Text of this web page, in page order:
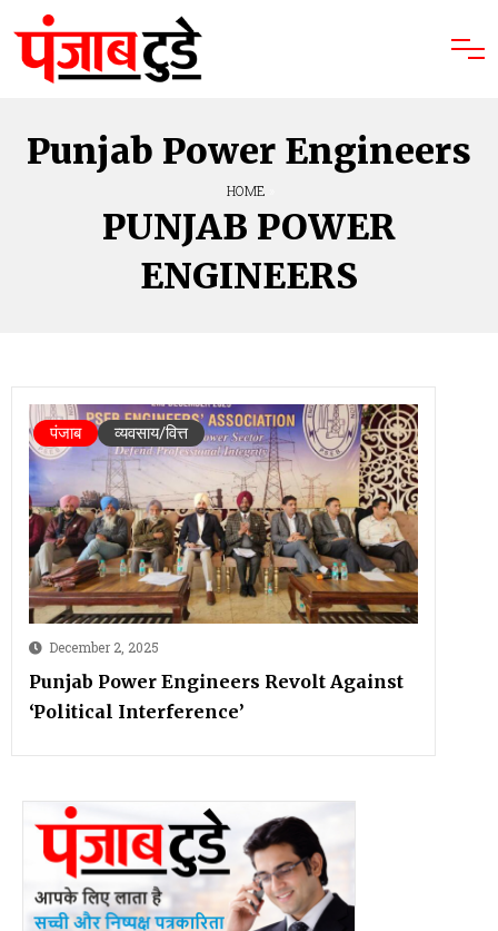
Punjab Power Engineers
HOME
PUNJAB POWER
ENGINEERS
December 2, 2025
Punjab Power Engineers Revolt Against
‘Political Interference’
पंजाब व्यवसाय/वित्त